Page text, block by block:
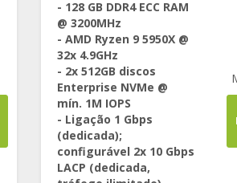
- 128 GB DDR4 ECC RAM
@ 3200MHz
- AMD Ryzen 9 5950X @
32x 4.9GHz
- 2x 512GB discos
Enterprise NVMe @
mín. 1M IOPS
- Ligação 1 Gbps
(dedicada);
configurável 2x 10 Gbps
LACP (dedicada,